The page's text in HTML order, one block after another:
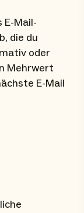
Mail-
die du
oder
Mehrwert
E-Mail